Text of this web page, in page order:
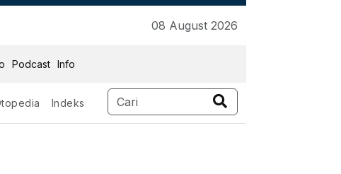
08 August 2026
Podcast Info
Indeks